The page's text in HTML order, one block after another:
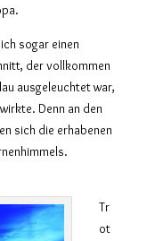
sogar einen
der vollkommen
ausgeleuchtet war,
Denn an den
sich die erhabenen
Tr
ot